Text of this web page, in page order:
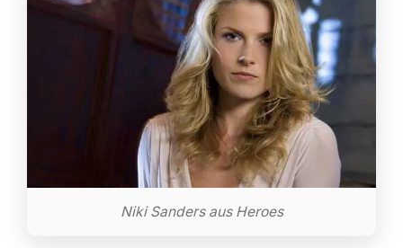
Niki Sanders aus Heroes